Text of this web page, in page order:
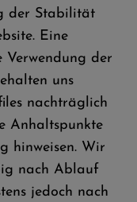
der Stabilität
Eine
Verwendung der
uns
nachträglich
Anhaltspunkte
hinweisen. Wir
nach Ablauf
jedoch nach